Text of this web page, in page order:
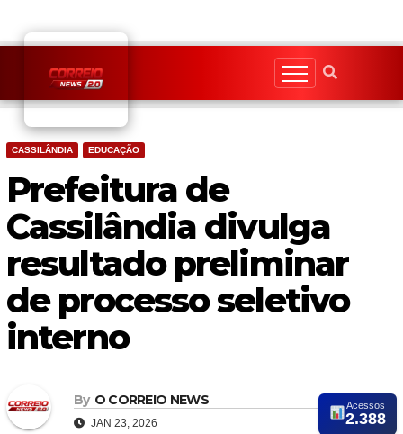
content
CASSILÂNDIA EDUCAÇÃO
Prefeitura de
Cassilândia divulga
resultado preliminar
de processo seletivo
interno
By O CORREIO NEWS
JAN 23, 2026
Acessos
2.388